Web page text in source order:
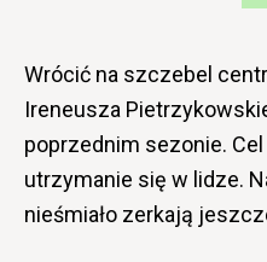
Wrócić na szczebel
Ireneusza
poprzednim sezonie.
utrzymanie się w lidze.
nieśmiało zerkają